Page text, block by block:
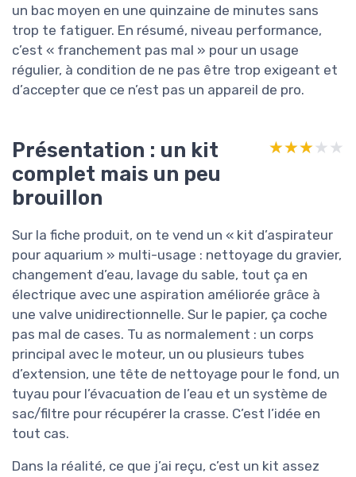
un bac moyen en une quinzaine de minutes sans
trop te fatiguer. En résumé, niveau performance,
c’est « franchement pas mal » pour un usage
régulier, à condition de ne pas être trop exigeant et
d’accepter que ce n’est pas un appareil de pro.
Présentation : un kit
complet mais un peu
brouillon
★★★★★
★★★★★
Sur la fiche produit, on te vend un « kit d’aspirateur
pour aquarium » multi-usage : nettoyage du gravier,
changement d’eau, lavage du sable, tout ça en
électrique avec une aspiration améliorée grâce à
une valve unidirectionnelle. Sur le papier, ça coche
pas mal de cases. Tu as normalement : un corps
principal avec le moteur, un ou plusieurs tubes
d’extension, une tête de nettoyage pour le fond, un
tuyau pour l’évacuation de l’eau et un système de
sac/filtre pour récupérer la crasse. C’est l’idée en
tout cas.
Dans la réalité, ce que j’ai reçu, c’est un kit assez